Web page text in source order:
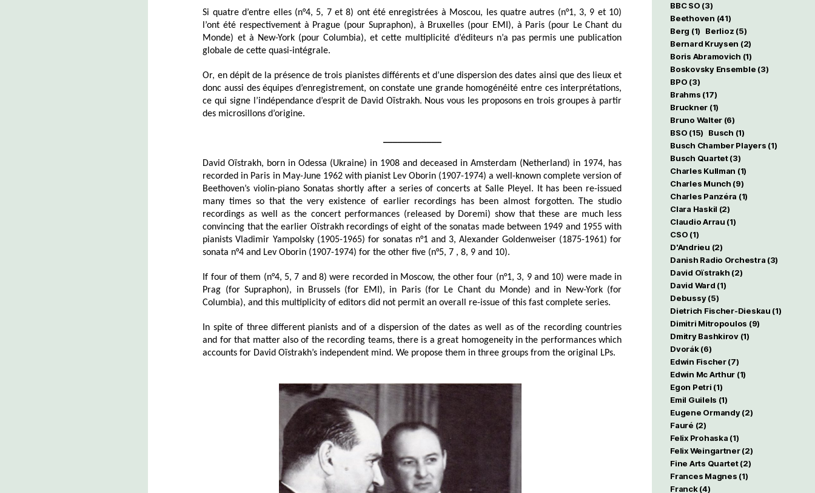
Si quatre d’entre elles (n°4, 5, 7 et 8) ont été enregistrées à Moscou, les quatre autres (n°1, 3, 9 et 10)
l’ont été respectivement à Prague (pour Supraphon), à Bruxelles (pour EMI), à Paris (pour Le Chant du
Monde) et à New-York (pour Columbia), et cette multiplicité d’éditeurs n’a pas permis une publication
globale de cette quasi-intégrale.
Or, en dépit de la présence de trois pianistes différents et d’une dispersion des dates ainsi que des lieux et
donc aussi des équipes d’enregistrement, on constate une grande homogénéité entre ces interprétations,
ce qui signe l’indépendance d’esprit de David Oïstrakh. Nous vous les proposons en trois groupes à partir
des microsillons d’origine.
David Oïstrakh, born in Odessa (Ukraine) in 1908 and deceased in Amsterdam (Netherland) in 1974, has
recorded in Paris in May-June 1962 with pianist Lev Oborin (1907-1974) a well-known complete version of
Beethoven’s violin-piano Sonatas shortly after a series of concerts at Salle Pleyel. It has been re-issued
many times so that the very existence of earlier recordings has been almost forgotten. The studio
recordings as well as the concert performances (released by Doremi) show that these are much less
convincing that the earlier Oïstrakh recordings of eight of the sonatas made between 1949 and 1955 with
pianists Vladimir Yampolsky (1905-1965) for sonatas n°1 and 3, Alexander Goldenweiser (1875-1961) for
sonata n°4 and Lev Oborin (1907-1974) for the other five (n°5, 7 , 8, 9 and 10).
If four of them (n°4, 5, 7 and 8) were recorded in Moscow, the other four (n°1, 3, 9 and 10) were made in
Prag (for Supraphon), in Brussels (for EMI), in Paris (for Le Chant du Monde) and in New-York (for
Columbia), and this multiplicity of editors did not permit an overall re-issue of this fast complete series.
In spite of three different pianists and of a dispersion of the dates as well as of the recording countries
and for that matter also of the recording teams, there is a great homogeneity in the performances which
accounts for David Oïstrakh’s independent mind. We propose them in three groups from the original LPs.
BBC SO (3)
Beethoven (41)
Berg (1) Berlioz (5)
Bernard Kruysen (2)
Boris Abramovich (1)
Boskovsky Ensemble (3)
BPO (3)
Brahms (17)
Bruckner (1)
Bruno Walter(6)
BSO (15) Busch (1)
Busch Chamber Players (1)
Busch Quartet(3)
Charles Kullman (1)
Charles Munch (9)
Charles Panzéra (1)
Clara Haskil (2)
Claudio Arrau (1)
CSO (1)
D'Andrieu (2)
Danish Radio Orchestra (3)
David Oïstrakh (2)
David Ward (1)
Debussy(5)
Dietrich Fischer-Dieskau (1)
Dimitri Mitropoulos (9)
Dmitry Bashkirov(1)
Dvorák(6)
Edwin Fischer(7)
Edwin Mc Arthur (1)
Egon Petri (1)
Emil Guilels (1)
Eugene Ormandy(2)
Fauré (2)
Felix Prohaska (1)
Felix Weingartner(2)
Fine Arts Quartet(2)
Frances Magnes (1)
Franck(4)